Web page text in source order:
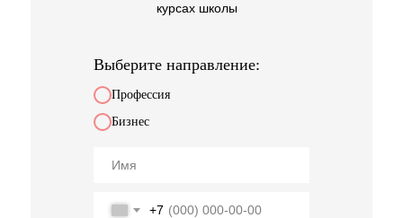
курсах школы
Выберите направление:
Профессия
Бизнес
+7